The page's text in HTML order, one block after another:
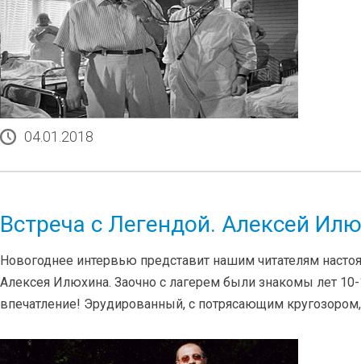
04.01.2018
Встреча с Легендой. Алексей
Новогоднее интервью представит нашим читателям
Алексея Илюхина. Заочно с лагерем были знакомы лет 10-
впечатление! Эрудированный, с потрясающим